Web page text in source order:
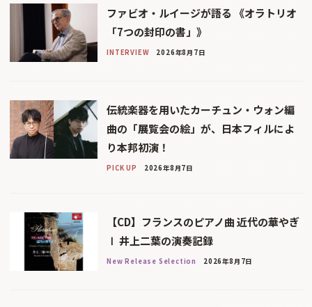
ファビオ・ルイージが語る 《オラトリオ
「7つの封印の書」》
INTERVIEW 2026年8月7日
伝統楽器を用いたカーチュン・ウォン編
曲の「展覧会の絵」が、日本フィルによ
り本邦初演！
PICK UP 2026年8月7日
【CD】フランスのピアノ曲 近代の華やぎ
Ⅰ 井上二葉の演奏記録
New Release Selection 2026年8月7日